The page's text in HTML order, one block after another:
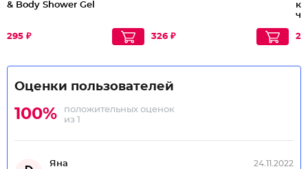
& Body Shower Gel
295 ₽ 326 ₽
Оценки пользователей
100%
положительных оценок
из 1
Яна 24.11.2022